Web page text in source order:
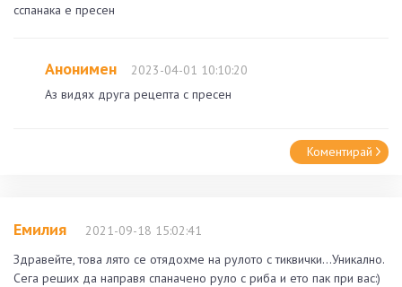
сспанака е пресен
Анонимен
2023-04-01 10:10:20
Аз видях друга рецепта с пресен
Коментирай
Емилия
2021-09-18 15:02:41
Здравейте, това лято се отядохме на рулото с тиквички...Уникално.
Сега реших да направя спаначено руло с риба и ето пак при вас:)